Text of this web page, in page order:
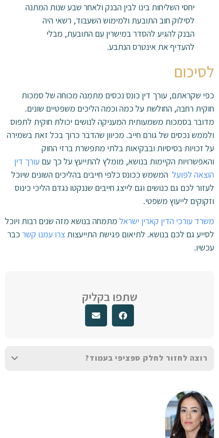
יחסי השליחות בינו לבין הבנק ולאחר שבע שנות המתנה
לסילוק חוב התובעת ולמימוש השעבוד, רשאי היה
הבנק להגיע להסדר במישרין עם התובעת, מבלי
להעדיף את אינטרס הנתבע.
לסיכום
כפי שקראתם, עורך דין כונס נכסים מתמנה מכוחה של סמכות
חוקית רחבה, החולשת על כמה וכמה הליכים משפטיים שונים.
מדובר בסמכות משמעותית המעניקה לנושים יכולת חוקית לתפוס
ולממש נכסים של גורם חייב. מכיוון שהדבר כרוך בכל זאת בשמירה
על זכויות בסיסיות ובבקיאות בלתי מתפשרת ברזי החוק
והאפשרויות הקיימות בנושא, מומלץ להתייעץ על כך עם עורך דין
הוצאה לפועל המשמש ככונס כלפי חייבים בהליכים השונים שיוכל
לעזור לכם גם כנושים וגם לייצג חייבים שננקטו נגדם הליכי כינוס
וזקוקים לייעוץ משפטי.
משרד עורכי הדין קארין ישראל מתמחה בנושא מזה שנים רבות ויוכל
לסייע גם לכם בנושא. לתיאום פגישת התייעצות צרו עמנו קשר כבר
עכשיו.
שתפו בקליק
רוצה לחזור לחלק ספציפי בעמוד?